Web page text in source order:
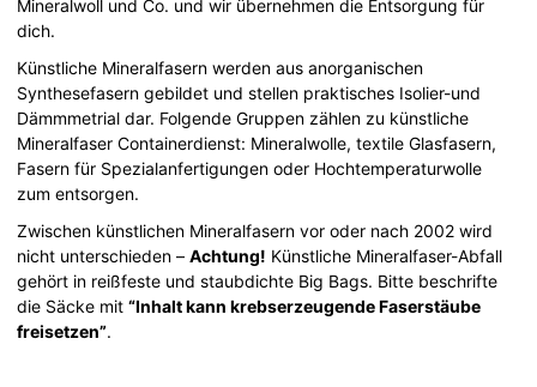
Mineralwoll und Co. und wir übernehmen die Entsorgung für
dich.
Künstliche Mineralfasern werden aus anorganischen
Synthesefasern gebildet und stellen praktisches Isolier-und
Dämmmetrial dar. Folgende Gruppen zählen zu künstliche
Mineralfaser Containerdienst: Mineralwolle, textile Glasfasern,
Fasern für Spezialanfertigungen oder Hochtemperaturwolle
zum entsorgen.
Zwischen künstlichen Mineralfasern vor oder nach 2002 wird
nicht unterschieden –Achtung! Künstliche Mineralfaser-Abfall
gehört in reißfeste und staubdichte Big Bags. Bitte beschrifte
die Säcke mit“Inhalt kann krebserzeugende Faserstäube
freisetzen”.